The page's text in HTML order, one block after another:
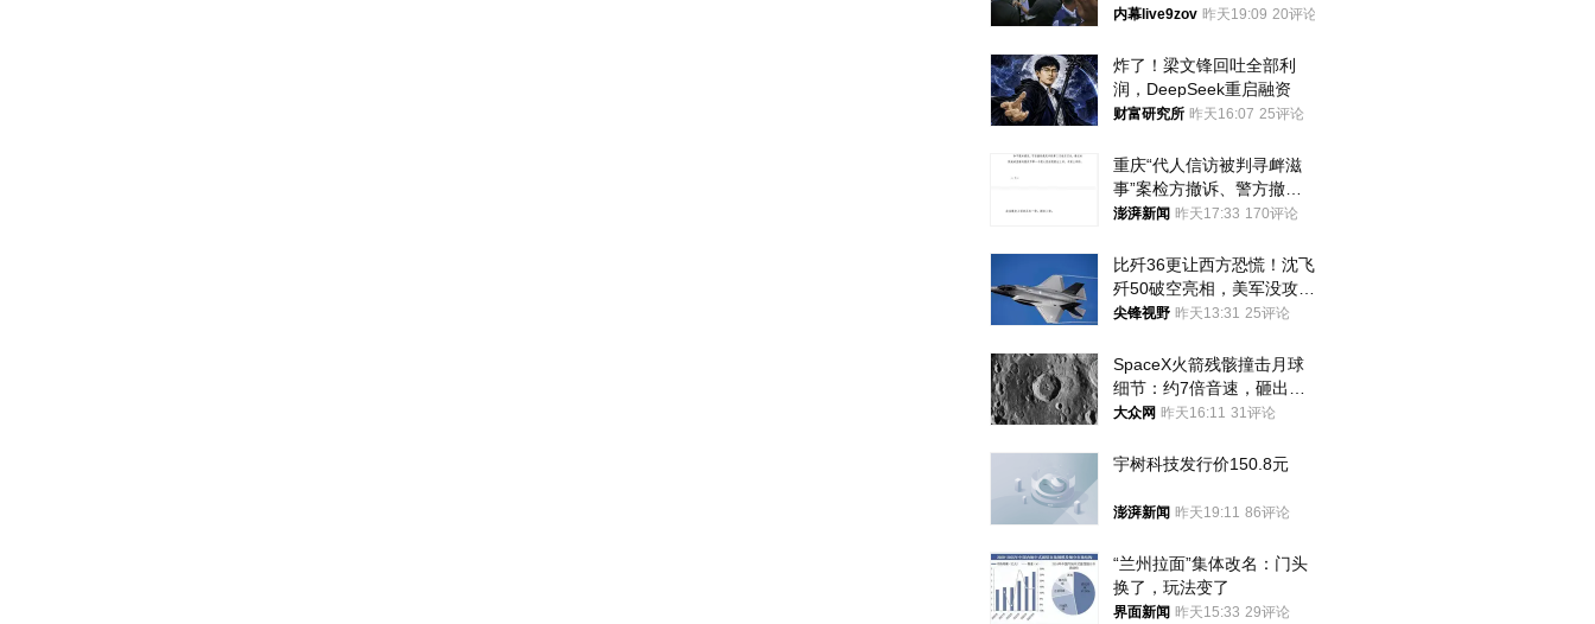
收割
内幕live9zov 昨天19:09 20评论
炸了！梁文锋回吐全部利
润，DeepSeek重启融资
财富研究所 昨天16:07 25评论
重庆“代人信访被判寻衅滋
事”案检方撤诉、警方撤
案，两被告人获国赔
澎湃新闻 昨天17:33 170评论
比歼36更让西方恐慌！沈飞
歼50破空亮相，美军没攻克
的技术被拿下
尖锋视野 昨天13:31 25评论
SpaceX火箭残骸撞击月球
细节：约7倍音速，砸出直
径约30米撞击坑
大众网 昨天16:11 31评论
宇树科技发行价150.8元
澎湃新闻 昨天19:11 86评论
“兰州拉面”集体改名：门头
换了，玩法变了
界面新闻 昨天15:33 29评论